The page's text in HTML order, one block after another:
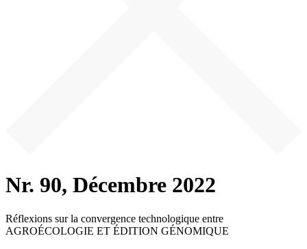
Nr. 90, Décembre 2022
Réfle­xi­ons sur la con­ver­gence tech­no­lo­gi­que ent­re
AGROÉCOLOGIE ET ÉDITION GÉNOMIQUE